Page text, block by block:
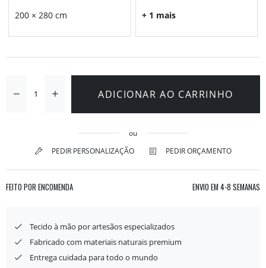
200 × 280 cm + 1 mais
ADICIONAR AO CARRINHO
ou
PEDIR PERSONALIZAÇÃO
PEDIR ORÇAMENTO
FEITO POR ENCOMENDA ENVIO EM 4-8 SEMANAS
Tecido à mão por artesãos especializados
Fabricado com materiais naturais premium
Entrega cuidada para todo o mundo